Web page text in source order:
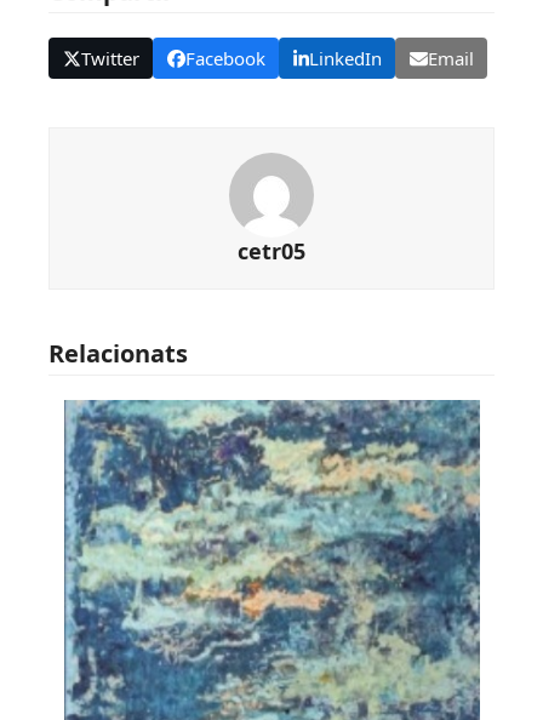
Twitter Facebook LinkedIn Email
cetr05
Relacionats